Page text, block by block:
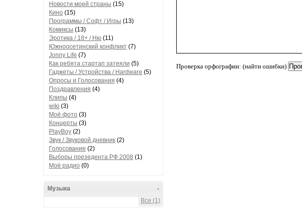
Новости моей страны (15)
Кино (15)
Программы / Софт / Игры (13)
Комиксы (13)
Эротика / 18+ / Ню (11)
Южноосетинский конфликт (7)
Jonny Life (7)
Как ребята стартап затеяли (5)
Гаджеты / Устройства / Hardware (5)
Опросы и Голосования (4)
Поздравления (4)
Клипы (4)
wiki (3)
Моё фото (3)
Концерты (3)
PlayBoy (2)
Звук / Звуковой дневник (2)
Голосование (2)
Выборы презедента РФ 2008 (1)
Моё радио (0)
-
Музыка
Все (1)
Проверка орфографии: (найти ошибки)